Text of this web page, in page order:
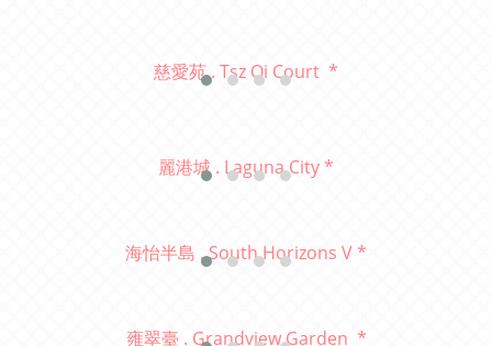
慈愛苑 . Tsz Oi Court *
麗港城 . Laguna City *
海怡半島 . South Horizons V *
雍翠臺 . Grandview Garden *